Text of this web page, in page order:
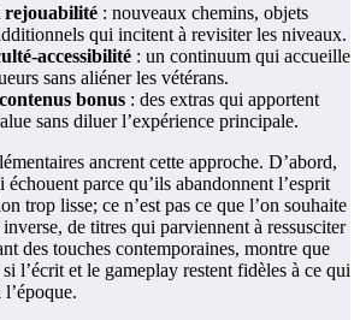
rejouabilité : nouveaux chemins, objets
qui incitent à revisiter les niveaux.
accessibilité : un continuum qui accueille
sans aliéner les vétérans.
bonus : des extras qui apportent
sans diluer l’expérience principale.
ancrent cette approche. D’abord,
échouent parce qu’ils abandonnent l’esprit
trop lisse; ce n’est pas ce que l’on souhaite
de titres qui parviennent à ressusciter
des touches contemporaines, montre que
l’écrit et le gameplay restent fidèles à ce qui